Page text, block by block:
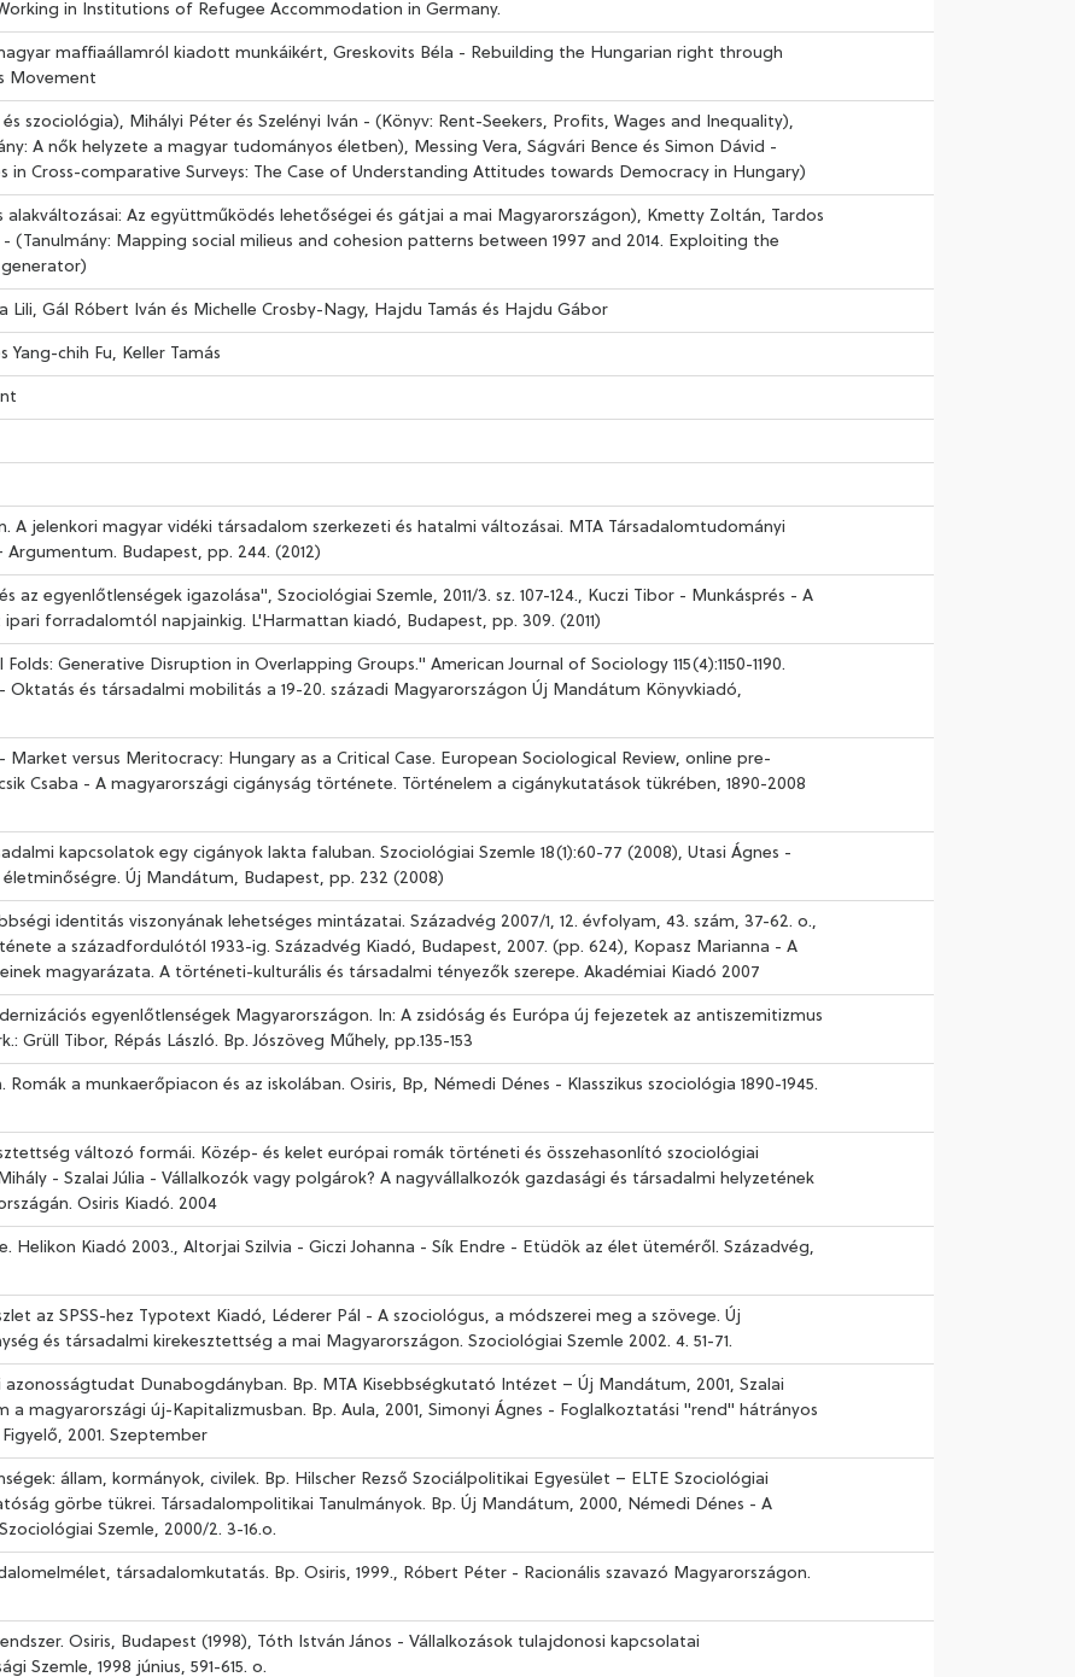
in Institutions of Refugee Accommodation in Germany.
maffiaállamról kiadott munkáikért, Greskovits Béla - Rebuilding the Hungarian right through
Movement
szociológia), Mihályi Péter és Szelényi Iván - (Könyv: Rent-Seekers, Profits, Wages and Inequality),
A nők helyzete a magyar tudományos életben), Messing Vera, Ságvári Bence és Simon Dávid -
in Cross-comparative Surveys: The Case of Understanding Attitudes towards Democracy in Hungary)
alakváltozásai: Az együttműködés lehetőségei és gátjai a mai Magyarországon), Kmetty Zoltán, Tardos
(Tanulmány: Mapping social milieus and cohesion patterns between 1997 and 2014. Exploiting the
Lili, Gál Róbert Iván és Michelle Crosby-Nagy, Hajdu Tamás és Hajdu Gábor
chih Fu, Keller Tamás
A jelenkori magyar vidéki társadalom szerkezeti és hatalmi változásai. MTA Társadalomtudományi
Budapest, pp. 244. (2012)
az egyenlőtlenségek igazolása", Szociológiai Szemle, 2011/3. sz. 107-124., Kuczi Tibor - Munkásprés - A
forradalomtól napjainkig. L'Harmattan kiadó, Budapest, pp. 309. (2011)
Generative Disruption in Overlapping Groups." American Journal of Sociology 115(4):1150-1190.
és társadalmi mobilitás a 19-20. századi Magyarországon Új Mandátum Könyvkiadó,
versus Meritocracy: Hungary as a Critical Case. European Sociological Review, online pre-
Csaba - A magyarországi cigányság története. Történelem a cigánykutatások tükrében, 1890-2008
kapcsolatok egy cigányok lakta faluban. Szociológiai Szemle 18(1):60-77 (2008), Utasi Ágnes -
Új Mandátum, Budapest, pp. 232 (2008)
identitás viszonyának lehetséges mintázatai. Századvég 2007/1, 12. évfolyam, 43. szám, 37-62. o.,
a századfordulótól 1933-ig. Századvég Kiadó, Budapest, 2007. (pp. 624), Kopasz Marianna - A
magyarázata. A történeti-kulturális és társadalmi tényezők szerepe. Akadémiai Kiadó 2007
egyenlőtlenségek Magyarországon. In: A zsidóság és Európa új fejezetek az antiszemitizmus
Grüll Tibor, Répás László. Bp. Jószöveg Műhely, pp.135-153
a munkaerőpiacon és az iskolában. Osiris, Bp, Némedi Dénes - Klasszikus szociológia 1890-1945.
változó formái. Közép- és kelet európai romák történeti és összehasonlító szociológiai
- Szalai Júlia - Vállalkozók vagy polgárok? A nagyvállalkozók gazdasági és társadalmi helyzetének
Osiris Kiadó. 2004
Helikon Kiadó 2003., Altorjai Szilvia - Giczi Johanna - Sík Endre - Etüdök az élet üteméről. Századvég,
az SPSS-hez Typotext Kiadó, Léderer Pál - A szociológus, a módszerei meg a szövege. Új
és társadalmi kirekesztettség a mai Magyarországon. Szociológiai Szemle 2002. 4. 51-71.
Dunabogdányban. Bp. MTA Kisebbségkutató Intézet – Új Mandátum, 2001, Szalai
a magyarországi új-Kapitalizmusban. Bp. Aula, 2001, Simonyi Ágnes - Foglalkoztatási "rend" hátrányos
2001. Szeptember
állam, kormányok, civilek. Bp. Hilscher Rezső Szociálpolitikai Egyesület – ELTE Szociológiai
görbe tükrei. Társadalompolitikai Tanulmányok. Bp. Új Mandátum, 2000, Némedi Dénes - A
Szemle, 2000/2. 3-16.o.
társadalomkutatás. Bp. Osiris, 1999., Róbert Péter - Racionális szavazó Magyarországon.
Osiris, Budapest (1998), Tóth István János - Vállalkozások tulajdonosi kapcsolatai
Szemle, 1998 június, 591-615. o.